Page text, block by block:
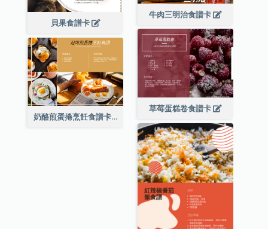
牛肉三明治食譜卡
貝果食譜卡
草莓蛋糕卷食譜卡
奶酪煎蛋捲烹飪食譜卡